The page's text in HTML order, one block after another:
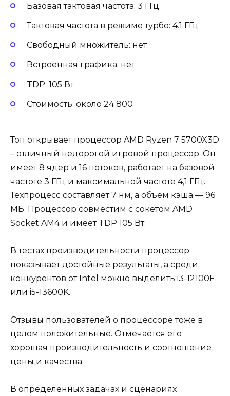
Базовая тактовая частота: 3 ГГц
Тактовая частота в режиме турбо: 4.1 ГГц
Свободный множитель: нет
Встроенная графика: нет
TDP: 105 Вт
Стоимость: около 24 800
Топ открывает процессор AMD Ryzen 7 5700X3D
– отличный недорогой игровой процессор. Он
имеет 8 ядер и 16 потоков, работает на базовой
частоте 3 ГГц и максимальной частоте 4,1 ГГц.
Техпроцесс составляет 7 нм, а объём кэша — 96
МБ. Процессор совместим с сокетом AMD
Socket AM4 и имеет TDP 105 Вт.
В тестах производительности процессор
показывает достойные результаты, а среди
конкурентов от Intel можно выделить i3-12100F
или i5-13600K.
Отзывы пользователей о процессоре тоже в
целом положительные. Отмечается его
хорошая производительность и соотношение
цены и качества.
В определенных задачах и сценариях